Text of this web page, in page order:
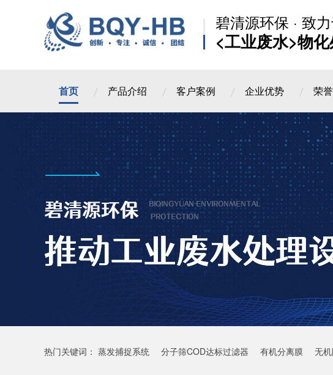
碧清源环保 · 致
<工业废水>物
首页 产品介绍 客户案例 企业优势 荣
热门关键词： 蒸发捕捉系统 分子筛COD达标过滤器 有机分离膜 无